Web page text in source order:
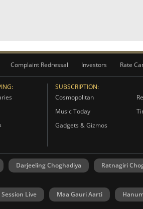
Complaint Redressal Investors Rate
SUBSCRIPTION:
Cosmopolitan
Music Today
Gadgets & Gizmos
Darjeeling Choghadiya Ratnagiri
Live Maa Gauri Aarti